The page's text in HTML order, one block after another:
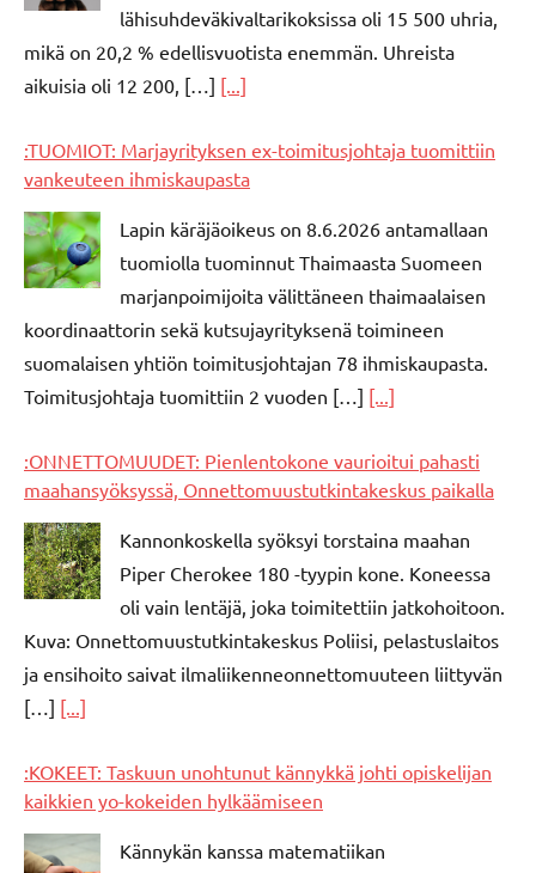
lähisuhdeväkivaltarikoksissa oli 15 500 uhria,
mikä on 20,2 % edellisvuotista enemmän. Uhreista
aikuisia oli 12 200, […] [...]
:TUOMIOT: Marjayrityksen ex-toimitusjohtaja tuomittiin
vankeuteen ihmiskaupasta
Lapin käräjäoikeus on 8.6.2026 antamallaan
tuomiolla tuominnut Thaimaasta Suomeen
marjanpoimijoita välittäneen thaimaalaisen
koordinaattorin sekä kutsujayrityksenä toimineen
suomalaisen yhtiön toimitusjohtajan 78 ihmiskaupasta.
Toimitusjohtaja tuomittiin 2 vuoden […] [...]
:ONNETTOMUUDET: Pienlentokone vaurioitui pahasti
maahansyöksyssä, Onnettomuustutkintakeskus paikalla
Kannonkoskella syöksyi torstaina maahan
Piper Cherokee 180 -tyypin kone. Koneessa
oli vain lentäjä, joka toimitettiin jatkohoitoon.
Kuva: Onnettomuustutkintakeskus Poliisi, pelastuslaitos
ja ensihoito saivat ilmaliikenneonnettomuuteen liittyvän
[…] [...]
:KOKEET: Taskuun unohtunut kännykkä johti opiskelijan
kaikkien yo-kokeiden hylkäämiseen
Kännykän kanssa matematiikan